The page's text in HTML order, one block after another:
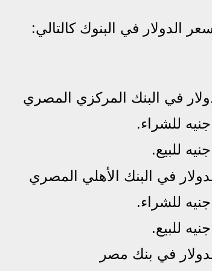
الدولار في البنوك كالتالي:
في البنك المركزي المصري
في البنك الأهلي المصري
في بنك مصر